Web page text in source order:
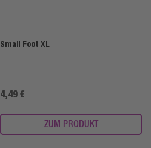
Small Foot XL
4,49 €
ZUM PRODUKT